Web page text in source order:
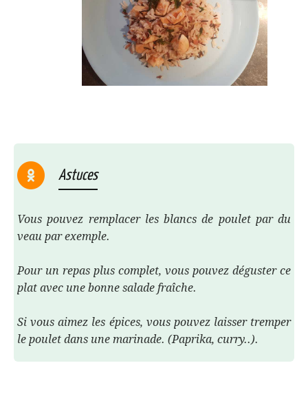
Astuces
Vous pouvez remplacer les blancs de poulet par du
veau par exemple.
Pour un repas plus complet, vous pouvez déguster ce
plat avec une bonne salade fraîche.
Si vous aimez les épices, vous pouvez laisser tremper
le poulet dans une marinade. (Paprika, curry..).